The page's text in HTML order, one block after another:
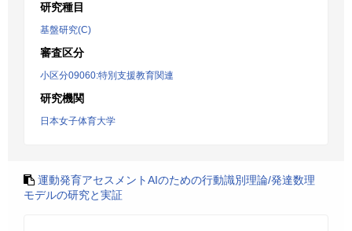
研究種目
基盤研究(C)
審査区分
小区分09060:特別支援教育関連
研究機関
日本女子体育大学
運動発育アセスメントAIのための行動識別理論/発達数理
モデルの研究と実証